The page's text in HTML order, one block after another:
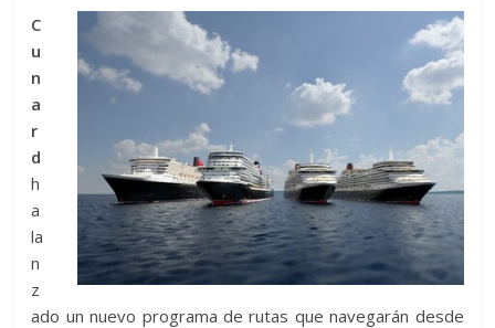
C
u
n
a
r
d
h
a
la
n
z
ado un nuevo programa de rutas que navegarán desde